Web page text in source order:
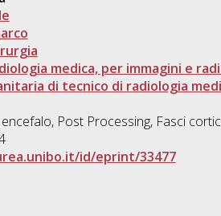
medica, per immagini e
di tecnico di radiologia
Post Processing, Fasci
id/eprint/33477